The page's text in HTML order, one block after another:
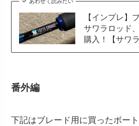
あわせて読みたい
【インプレ】
サワラロッド
購入！【サワ
番外編
下記はブレード用に買ったボー